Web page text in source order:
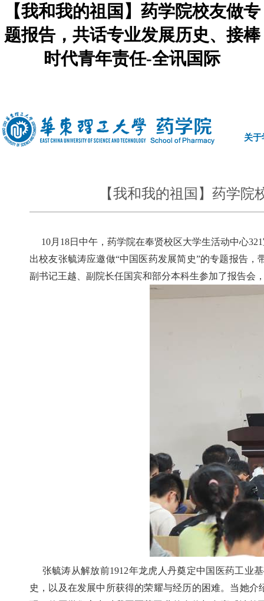
【我和我的祖国】药学院校友做专
题报告，共话专业发展历史、接棒
时代青年责任-全讯国际
关于
【我和我的祖国】药学
10月 18日中午，药学院在奉贤校区大学生活动中心321
出校友张毓涛应邀做“中国医药发展简史”的专题报告
副书记王越、副院长任国宾和部分本科生参加了报告会
张毓涛从解放前1912年龙虎人丹奠定中国医药工业
史，以及在发展中所获得的荣耀与经历的困难。当她